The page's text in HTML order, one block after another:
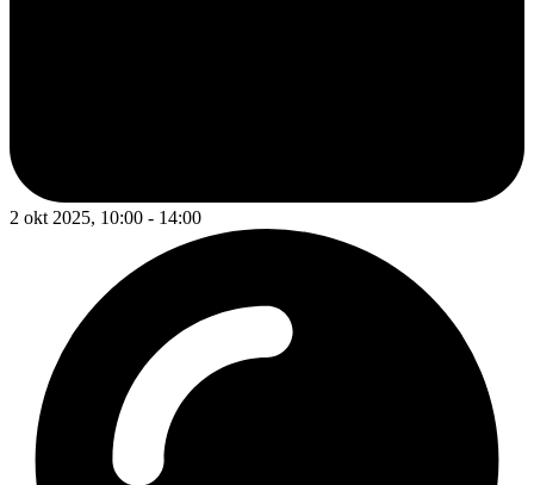
2 okt 2025, 10:00 - 14:00